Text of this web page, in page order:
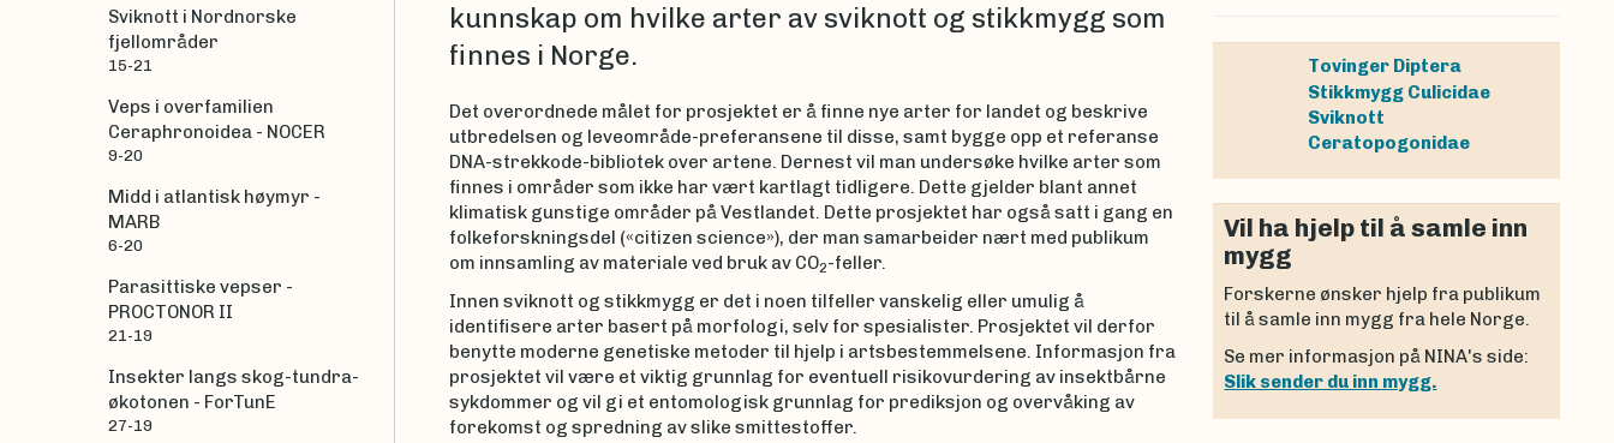
kunnskap om hvilke arter av sviknott og stikkmygg som
finnes i Norge.
Det overordnede målet for prosjektet er å finne nye arter for landet og beskrive
utbredelsen og leveområde-preferansene til disse, samt bygge opp et referanse
DNA-strekkode-bibliotek over artene. Dernest vil man undersøke hvilke arter som
finnes i områder som ikke har vært kartlagt tidligere. Dette gjelder blant annet
klimatisk gunstige områder på Vestlandet. Dette prosjektet har også satt i gang en
folkeforskningsdel («citizen science»), der man samarbeider nært med publikum
om innsamling av materiale ved bruk av CO2-feller.
Innen sviknott og stikkmygg er det i noen tilfeller vanskelig eller umulig å
identifisere arter basert på morfologi, selv for spesialister. Prosjektet vil derfor
benytte moderne genetiske metoder til hjelp i artsbestemmelsene. Informasjon fra
prosjektet vil være et viktig grunnlag for eventuell risikovurdering av insektbårne
sykdommer og vil gi et entomologisk grunnlag for prediksjon og overvåking av
forekomst og spredning av slike smittestoffer.
Tovinger Diptera
Stikkmygg Culicidae
Sviknott
Ceratopogonidae
Vil ha hjelp til å samle inn
mygg
Forskerne ønsker hjelp fra publikum
til å samle inn mygg fra hele Norge.
Se mer informasjon på NINA's side:
Slik sender du inn mygg.
Sviknott i Nordnorske
fjellområder
15-21
Veps i overfamilien
Ceraphronoidea - NOCER
9-20
Midd i atlantisk høymyr -
MARB
6-20
Parasittiske vepser -
PROCTONOR II
21-19
Insekter langs skog-tundra-
økotonen - ForTunE
27-19